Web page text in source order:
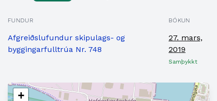
FUNDUR BÓKUN
Afgreiðslufundur skipulags- og
byggingarfulltrúa Nr. 748
27. mars,
2019
Samþykkt
+